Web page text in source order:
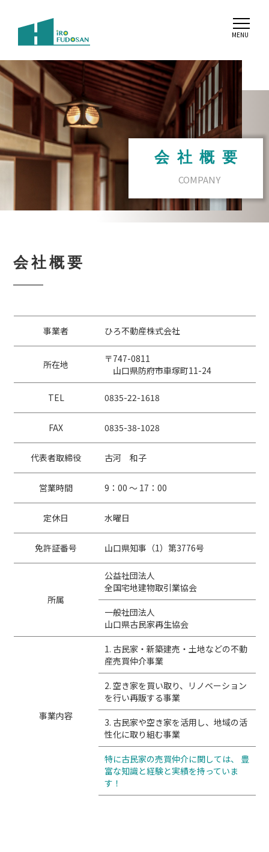
会社概要
COMPANY
会社概要
事業者 ひろ不動産株式会社
所在地
〒747-0811
山口県防府市車塚町11-24
TEL 0835-22-1618
FAX 0835-38-1028
代表者取締役 古河 和子
営業時間 9：00 〜 17：00
定休日 水曜日
免許証番号 山口県知事（1）第3776号
所属
公益社団法人
全国宅地建物取引業協会
一般社団法人
山口県古民家再生協会
事業内容
1. 古民家・新築建売・土地などの不動
産売買仲介事業
2. 空き家を買い取り、リノベーション
を行い再販する事業
3. 古民家や空き家を活用し、地域の活
性化に取り組む事業
特に古民家の売買仲介に関しては、
豊
富な知識と経験と実績を持っていま
す！